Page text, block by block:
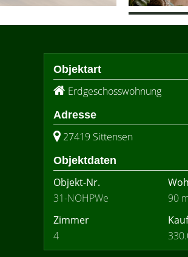
Objektart
Erdgeschosswohnung
Adresse
27419 Sittensen
Objektdaten
Objekt-Nr.
31-NOHPWe
90
Zimmer
4